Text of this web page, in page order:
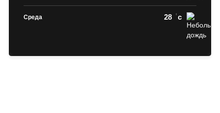
Среда 28 c